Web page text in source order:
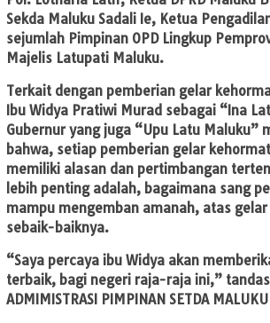
Sekda Maluku Sadali Ie, Ketua
sejumlah Pimpinan OPD Lingkup
Majelis Latupati Maluku.
Terkait dengan pemberian gelar
Ibu Widya Pratiwi Murad sebagai “Ina
Gubernur yang juga “Upu Latu Maluku”
bahwa, setiap pemberian gelar
memiliki alasan dan pertimbangan
lebih penting adalah, bagaimana sang
mampu mengemban amanah, atas
sebaik-baiknya.
“Saya percaya ibu Widya akan
terbaik, bagi negeri raja-raja ini,”
ADMIMISTRASI PIMPINAN SETDA